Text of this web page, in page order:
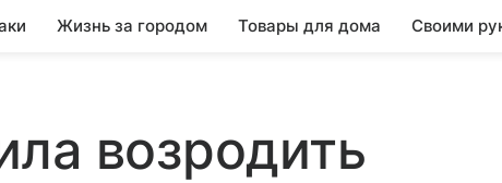
Жизнь за городом Товары для дома Своими
возродить